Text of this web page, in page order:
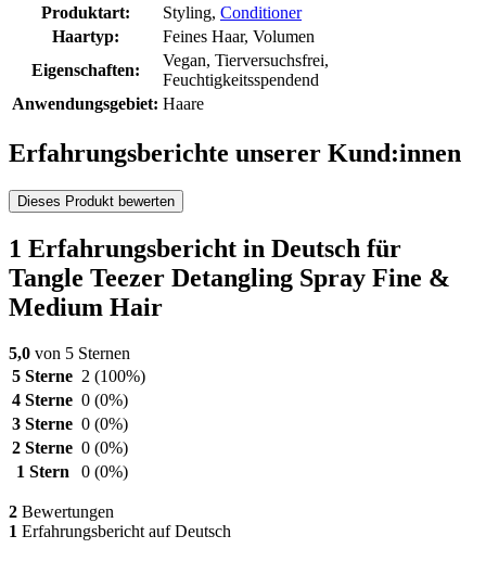
Produktart:
Styling, Conditioner
Haartyp:
Feines Haar, Volumen
Eigenschaften:
Vegan, Tierversuchsfrei,
Feuchtigkeitsspendend
Anwendungsgebiet: Haare
Erfahrungsberichte unserer Kund:innen
Dieses Produkt bewerten
1 Erfahrungsbericht in Deutsch für
Tangle Teezer Detangling Spray Fine &
Medium Hair
5,0 von 5 Sternen
5 Sterne 2 (100%)
4 Sterne 0 (0%)
3 Sterne 0 (0%)
2 Sterne 0 (0%)
1 Stern
0 (0%)
2 Bewertungen
1 Erfahrungsbericht auf Deutsch